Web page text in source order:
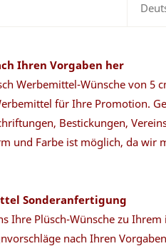
Ihren Vorgaben her
Werbemittel-Wünsche von 5
für Ihre Promotion.
Bestickungen,
und Farbe ist möglich, da wir
Sonderanfertigung
Ihre Plüsch-Wünsche zu
nach Ihren